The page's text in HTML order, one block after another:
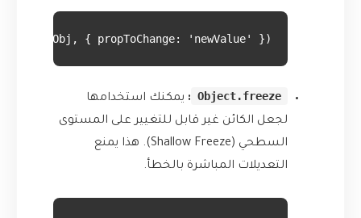
oldObj, { propToChange: 'newValue' });
Object.freeze
: يمكنك استخدامها
لجعل الكائن غير قابل للتغيير على المستوى
السطحي (Shallow Freeze). هذا يمنع
التعديلات المباشرة بالخطأ.